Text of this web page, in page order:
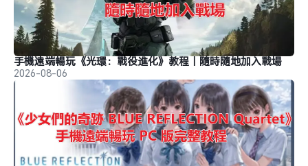
手機遠端暢玩《光環：戰役進化》教程｜隨時隨地加入戰場
2026-08-06